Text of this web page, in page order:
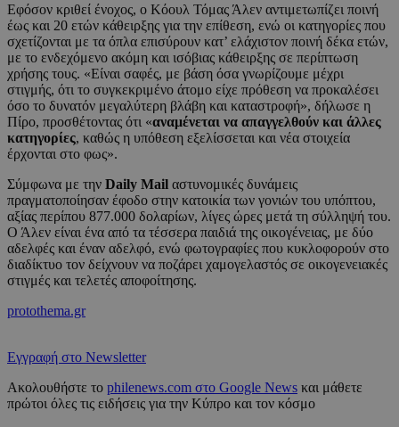
Εφόσον κριθεί ένοχος, ο Κόουλ Τόμας Άλεν αντιμετωπίζει ποινή
έως και 20 ετών κάθειρξης για την επίθεση, ενώ οι κατηγορίες που
σχετίζονται με τα όπλα επισύρουν κατ’ ελάχιστον ποινή δέκα ετών,
με το ενδεχόμενο ακόμη και ισόβιας κάθειρξης σε περίπτωση
χρήσης τους. «Είναι σαφές, με βάση όσα γνωρίζουμε μέχρι
στιγμής, ότι το συγκεκριμένο άτομο είχε πρόθεση να προκαλέσει
όσο το δυνατόν μεγαλύτερη βλάβη και καταστροφή», δήλωσε η
Πίρο, προσθέτοντας ότι «αναμένεται να απαγγελθούν και άλλες
κατηγορίες, καθώς η υπόθεση εξελίσσεται και νέα στοιχεία
έρχονται στο φως».
Σύμφωνα με την Daily Mail αστυνομικές δυνάμεις
πραγματοποίησαν έφοδο στην κατοικία των γονιών του υπόπτου,
αξίας περίπου 877.000 δολαρίων, λίγες ώρες μετά τη σύλληψή του.
Ο Άλεν είναι ένα από τα τέσσερα παιδιά της οικογένειας, με δύο
αδελφές και έναν αδελφό, ενώ φωτογραφίες που κυκλοφορούν στο
διαδίκτυο τον δείχνουν να ποζάρει χαμογελαστός σε οικογενειακές
στιγμές και τελετές αποφοίτησης.
protothema.gr
Εγγραφή στο Newsletter
Ακολουθήστε το philenews.com στο Google News και μάθετε
πρώτοι όλες τις ειδήσεις για την Κύπρο και τον κόσμο